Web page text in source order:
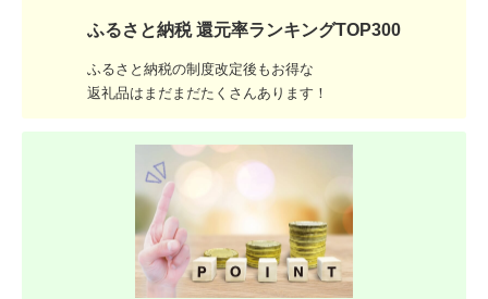
ふるさと納税 還元率ランキングTOP300
ふるさと納税の制度改定後もお得な
返礼品はまだまだたくさんあります！